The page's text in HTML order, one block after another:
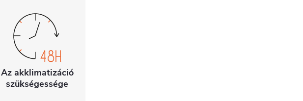
Az akklimatizáció
szükségessége